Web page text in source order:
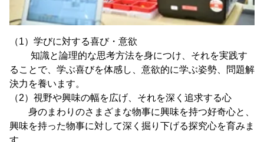
（1）学びに対する喜び・意欲
知識と論理的な思考方法を身につけ、それを実践す
ることで、学ぶ喜びを体感し、意欲的に学ぶ姿勢、問題解
決力を養います。
（2）視野や興味の幅を広げ、それを深く追求する心
身のまわりのさまざまな物事に興味を持つ好奇心と、
興味を持った物事に対して深く掘り下げる探究心を育みま
す。